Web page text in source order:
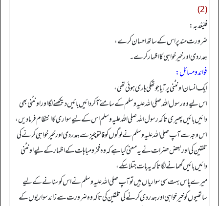
(2)
فليَعُد به:
ضرورت مند پر اس کے ساتھ احسان کرے،
ہمدردی اور خیرخواہی کا اظہار کرے۔
فوائد ومسائل:
ایک انسان اونٹنی پر آیا جو تھکی ہاری ہوئی تھی،
اس لیے وہ رسول اللہ صلی اللہ علیہ وسلم کے سامنے آ کر دائیں بائیں دیکھنے لگا اور اونٹنی بھی
دائیں بائیں پھیری تاکہ رسول اللہ صلی اللہ علیہ وسلم اس کے لیے سواری کا انتظام فرما دیں،
اس وجہ سے آپ صلی اللہ علیہ وسلم نے لوگوں کو فالتو چیز سے ہمدردی اور خیرخواہی کرنے کی
تلقین کی اور بعض حضرات نے یہ معنی کیا ہے کہ وہ فخر و مباہات کے اظہار کے لیے اونٹنی
دائیں بائیں گھمانے لگا تاکہ یہ بات جتلا سکے،
میرے پاس بہت سی سواریاں ہیں تو آپ صلی اللہ علیہ وسلم نے اس کو سنانے کے لیے
ساتھیوں کو خیرخواہی اور ہمدردی کرنے کی تلقین کی تاکہ وہ ضرورت سے زائد سواریوں کے